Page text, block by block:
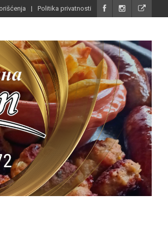
Politika privatnosti